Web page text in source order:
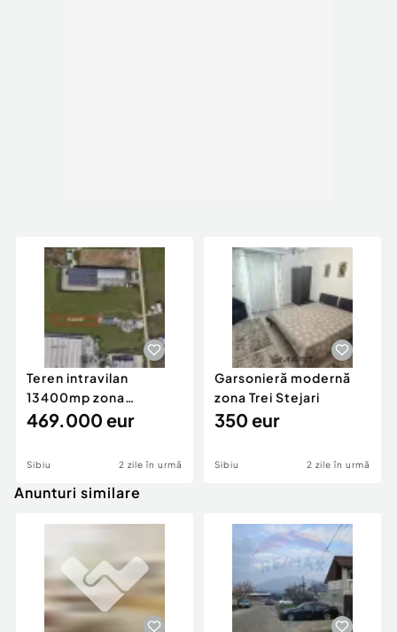
Teren intravilan
13400mp zona
industriala Vest
469.000 eur
Sibiu 2 zile în urmă
Garsonieră modernă
zona Trei Stejari
350 eur
Sibiu 2 zile în urmă
Anunturi similare